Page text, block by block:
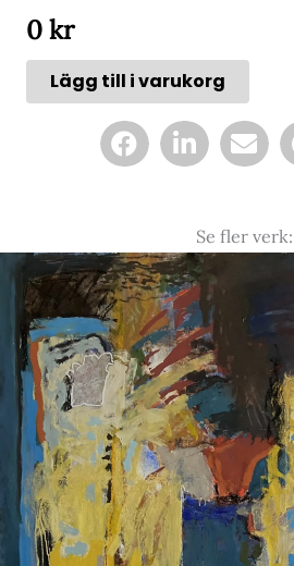
0kr
Lägg till i varukorg
Se fler verk: